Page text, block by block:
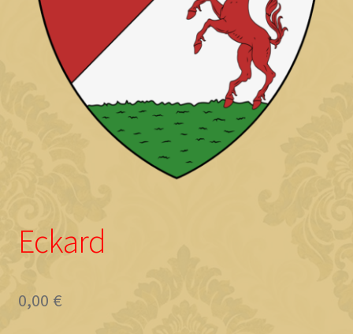
Objave
Eckard
0,00 €